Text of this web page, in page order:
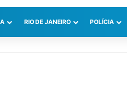
RIO DE JANEIRO POLÍCIA